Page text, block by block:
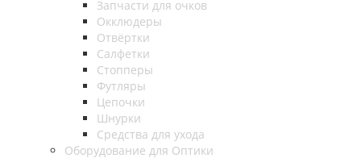
Запчасти для очков
Окклюдеры
Отвёртки
Салфетки
Стопперы
Футляры
Цепочки
Шнурки
Средства для ухода
Оборудование для Оптики